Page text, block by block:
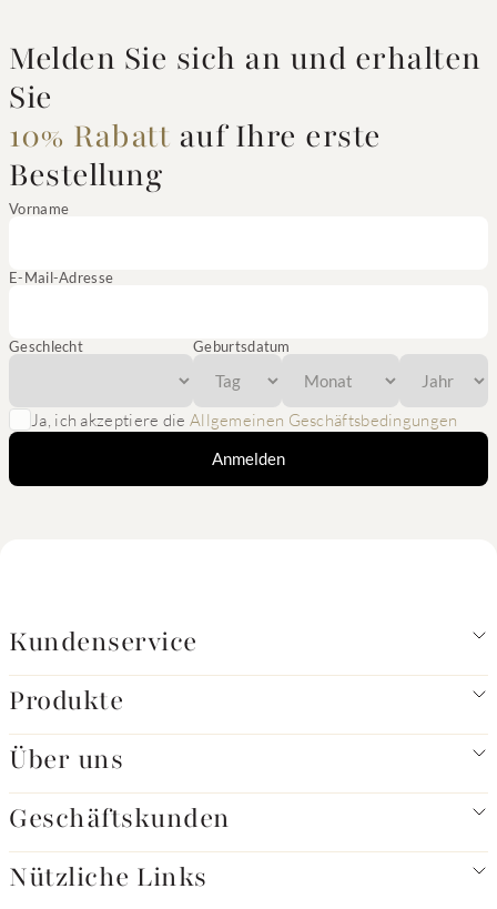
Melden Sie sich an und erhalten
Sie
10% Rabatt auf Ihre erste
Bestellung
Vorname
E-Mail-Adresse
Geschlecht Geburtsdatum
Ja, ich akzeptiere die Allgemeinen Geschäftsbedingungen
Anmelden
Kundenservice
Produkte
Über uns
Geschäftskunden
Nützliche Links